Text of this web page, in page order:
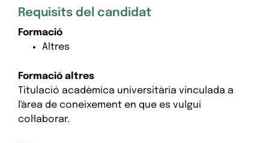
Requisits del candidat
Formació
Altres
Formació altres
Titulació acadèmica universitària vinculada a
l'àrea de coneixement en que es vulgui
col·laborar.